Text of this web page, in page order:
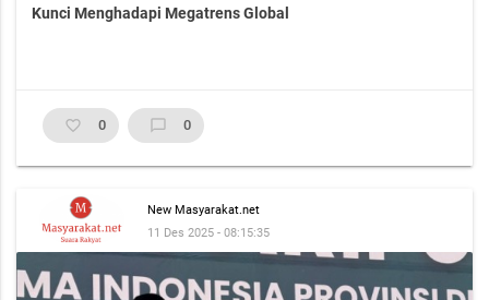
Kunci Menghadapi Megatrens Global
favorite_border 0 chat_bubble_outline 0
New Masyarakat.net
11 Des 2025 - 08:15:35